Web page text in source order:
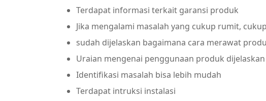
Terdapat informasi terkait garansi produk
Jika mengalami masalah yang cukup rumit,
sudah dijelaskan bagaimana cara merawat
Uraian mengenai penggunaan produk
Identifikasi masalah bisa lebih mudah
Terdapat intruksi instalasi